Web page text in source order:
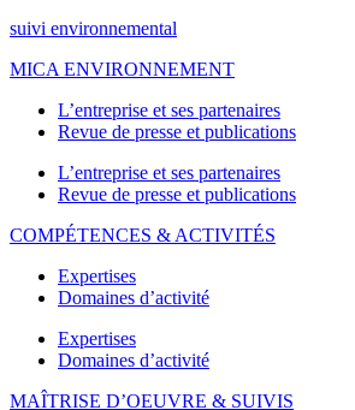
suivi environnemental
MICA ENVIRONNEMENT
L’entreprise et ses partenaires
Revue de presse et publications
L’entreprise et ses partenaires
Revue de presse et publications
COMPÉTENCES & ACTIVITÉS
Expertises
Domaines d’activité
Expertises
Domaines d’activité
MAÎTRISE D’OEUVRE & SUIVIS